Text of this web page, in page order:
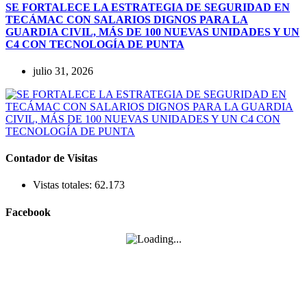
SE FORTALECE LA ESTRATEGIA DE SEGURIDAD EN
TECÁMAC CON SALARIOS DIGNOS PARA LA
GUARDIA CIVIL, MÁS DE 100 NUEVAS UNIDADES Y UN
C4 CON TECNOLOGÍA DE PUNTA
julio 31, 2026
Contador de Visitas
Vistas totales: 62.173
Facebook